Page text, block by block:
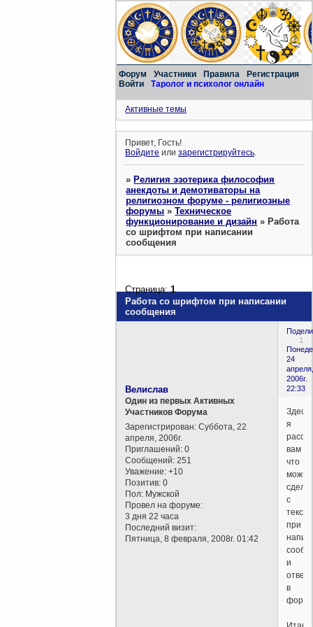
Форум Участники Правила
Регистрация
Войти
Таролог и психолог онлайн
Активные темы
Привет, Гость!
Войдите илизарегистрируйтесь.
»Религия эзотерика философия
анекдоты и демотиваторы на
религиозном форуме - религиозные
форумы »Техническое
функционирование и дизайн »Работа
со шрифтом при написании
сообщения
Работа со шрифтом при написании
сообщения
Страница:1
1
24
апреля,
2006г.
22:33
Велислав
Один из первых Активных
Участников Форума
Зарегистрирован: Суббота, 22
апреля, 2006г.
Приглашений: 0
Сообщений: 251
Уважение: +10
Позитив: 0
Пол: Мужской
Провел на форуме:
3 дня 22 часа
Последний визит:
Пятница, 8 февраля, 2008г. 01:42
Здесь
я
вам
что
можно
с
при
и
в